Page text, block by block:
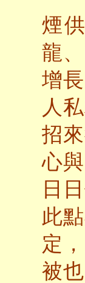
煙
龍
增
人
招
心
日
此
定
被